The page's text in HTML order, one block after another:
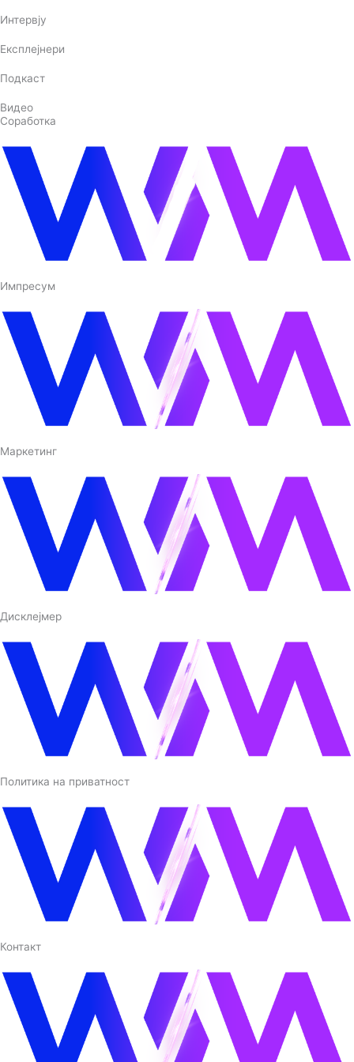
Интервју
Експлејнери
Подкаст
Видео
Соработка
Импресум
Маркетинг
Дисклејмер
Политика на приватност
Контакт